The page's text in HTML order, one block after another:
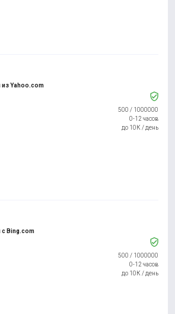
Yahoo.com
500 / 1000000
0-12 часов
до 10К / день
Bing.com
500 / 1000000
0-12 часов
до 10К / день